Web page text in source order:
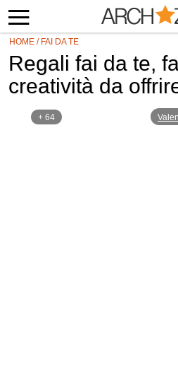
HOME / FAI DA TE
Regali fai da te,
creatività da
+ 64